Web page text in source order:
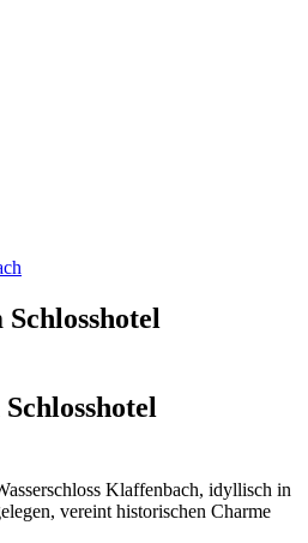
Klaffenbach, idyllisch in
vereint historischen Charme